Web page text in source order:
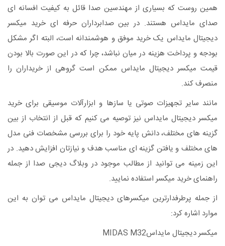
همین روست که بسیاری از مهندسین صدا قائل به کیفیت افسانه ای
صدای مایداس هستند. در بین صدابرداران حرفه ای خرید میکسر
دیجیتال مایداس یک خرید موفق و هوشمندانه است، البته اگر مشکل
بودجه و پرداخت هزینه در میان نباشد، چرا که در این صورت بالا بودن
قیمت میکسر دیجیتال مایداس ممکن است گروهی از خریداران را
منصرف کند.
مانند سایر تجهیزات صوتی یا سازها و ابزارآلات موسیقی برای خرید
میکسر دیجیتال مایداس نیز توصیه می کنیم که قبل از انتخاب از بین
گزینه های مختلف، دانش پایه خود را برای بررسی مشخصات فنی مدل
های مختلف و یافتن گزینه ای مناسب هدف و نیازتان افزایش دهید. در
این زمینه می توانید از مطالب موجود در وبلاگ دیجی صدا از جمله
راهنمای خرید میکسر استفاده نمایید.
از جمله پرطرفدارترین میکسرهای دیجیتال مایداس می توان به این
موارد اشاره کرد:
میکسر دیجیتال مایداسMIDAS M32